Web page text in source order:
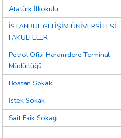
Atatürk İlkokulu
İSTANBUL GELİŞİM ÜNİVERSİTESİ -
FAKULTELER
Petrol Ofisi Haramidere Terminal
Müdürlüğü
Bostan Sokak
İstek Sokak
Sait Faik Sokağı